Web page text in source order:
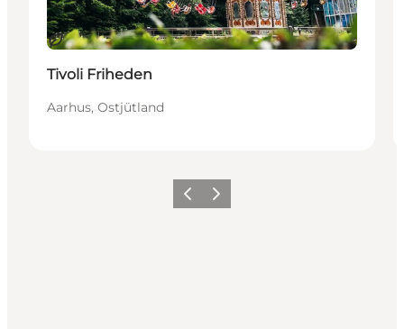
Nachhaltig
Tivoli Friheden
Aarhus, Ostjütland
ZurückWeiter